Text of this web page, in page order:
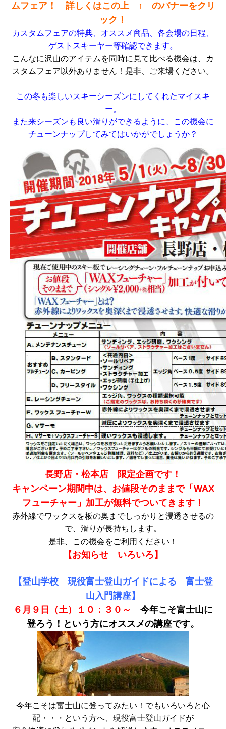
ムフェア！ 詳しくはこの上 ↑ のバナーをクリ
ック！
カスタムフェアの特典、オススメ商品、各会場の日程、
ゲストスキーヤー等確認できます。
こんなに沢山のアイテムを同時に見て比べる機会は、カ
スタムフェア以外ありません！是非、ご来場ください。
この冬も楽しいスキーシーズンにしてくれたマイスキ
ー。
また来シーズンも良い滑りができるように、この機会に
チューンナップしてみてはいかがでしょうか？
長野店・松本店 限定企画です！
キャンペーン期間中は、お値段そのままで「WAX
フューチャー」加工が無料でついてきます！
赤外線でワックスを板の奥までしっかりと浸透させるの
で、滑りが長持ちします。
是非、この機会をご利用ください！
【お知らせ いろいろ】
【登山学校 現役富士登山ガイドによる 富士登
山入門講座】
６月９日（土）１０：３０～ 今年こそ富士山に
登ろう！という方にオススメの講座です。
今年こそは富士山に登ってみたい！でもいろいろと心
配・・・という方へ、現役富士登山ガイドが